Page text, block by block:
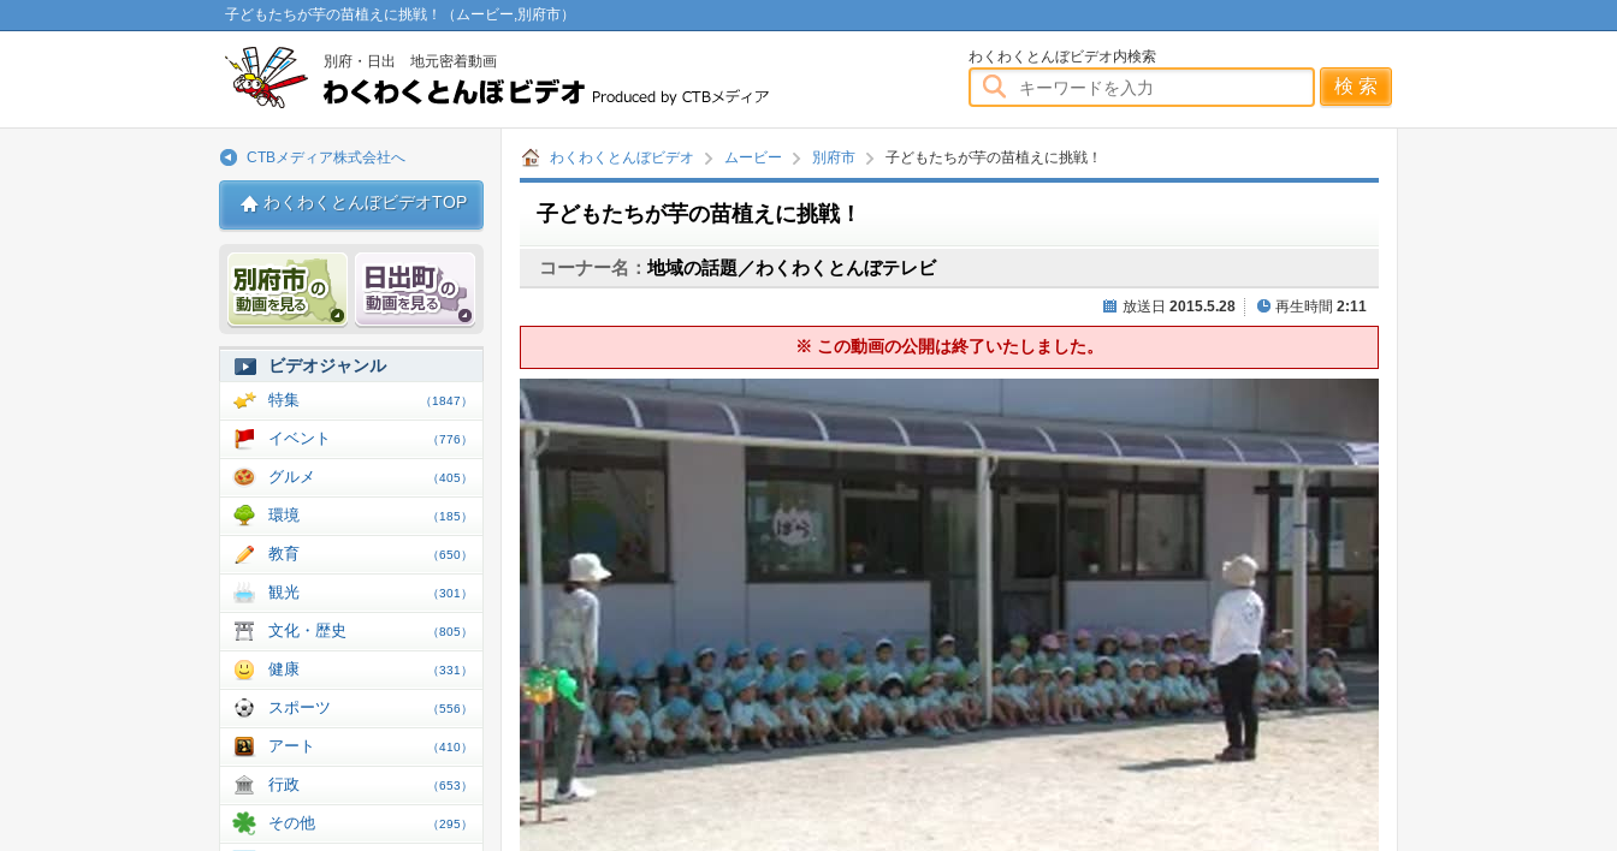
子どもたちが芋の苗植えに挑戦！（ムービー,別府市）
別府・日出 地元密着動画 わくわくとんぼビデオわくわくとんぼビデオ内検索
わくわくとんぼビデオ ムービー 別府市 子どもたちが芋の苗植えに挑戦！
子どもたちが芋の苗植えに挑戦！
コーナー名：地域の話題／わくわくとんぼテレビ
放送日 2015.5.28 再生時間 2:11
※ この動画の公開は終了いたしました。
CTBメディア株式会社へ
わくわくとんぼビデオTOP
別府市 動画 日出 動画
ビデオジャンル
特集 （1847）
イベント （776）
グルメ （405）
環境 （185）
教育 （650）
観光 （301）
文化・歴史 （805）
健康 （331）
スポーツ （556）
アート （410）
行政 （653）
その他 （295）